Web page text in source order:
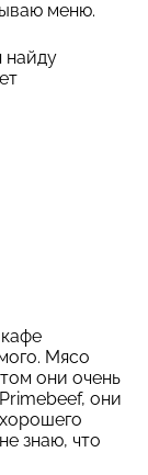
меню.
найду
Мясо
они очень
они
знаю, что